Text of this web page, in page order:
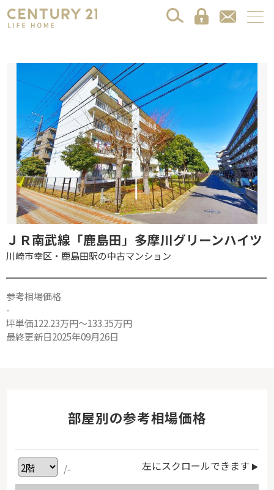
ＪＲ南武線「鹿島田」多摩川グリーンハイツ
川崎市幸区・鹿島田駅の中古マンション
参考相場価格
-
坪単価122.23万円～133.35万円
最終更新日2025年09月26日
部屋別の参考相場価格
/- 左にスクロールできます